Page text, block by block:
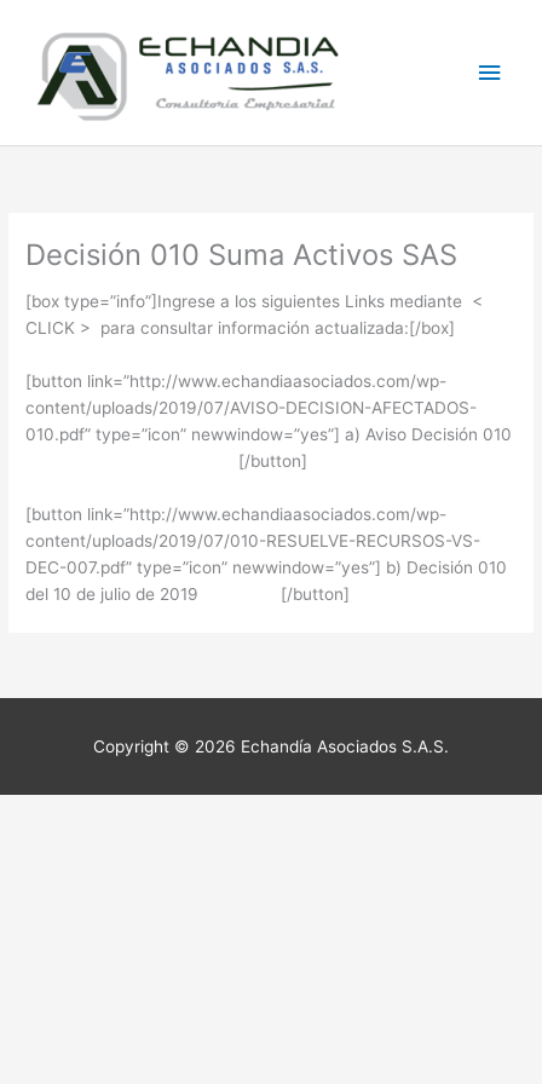
content
Decisión 010 Suma Activos SAS
[box type=”info”]Ingrese a los siguientes Links mediante <
CLICK > para consultar información actualizada:[/box]
[button link=”http://www.echandiaasociados.com/wp-
content/uploads/2019/07/AVISO-DECISION-AFECTADOS-
010.pdf” type=”icon” newwindow=”yes”] a) Aviso Decisión 010
[/button]
[button link=”http://www.echandiaasociados.com/wp-
content/uploads/2019/07/010-RESUELVE-RECURSOS-VS-
DEC-007.pdf” type=”icon” newwindow=”yes”] b) Decisión 010
del 10 de julio de 2019 [/button]
Copyright © 2026 Echandía Asociados S.A.S.